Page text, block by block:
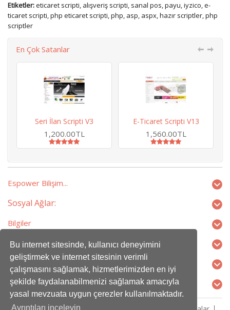
Bu internet sitesinde, kullanıcı deneyimini
geliştirmek ve internet sitesinin verimli
çalışmasını sağlamak, hizmetlerimizden en iyi
şekilde faydalanabilmenizi sağlamak amacıyla
yasal mevzuata uygun çerezler kullanılmaktadır.
Ayrıntıları inceleyin
Etiketler:eticaret scripti, alışveriş scripti, sanal pos,payu,iyzico,e-
ticaret scripti,php eticaret scripti,php, asp, aspx,hazır scriptler,php
scriptler
En Çok Satanlar
Seri İlan Scripti V3
1,200.00TL
E-Ticaret Scripti V13
1,560.00TL
Espower Bilişim...
Sosyal Ağlar:
Bilgiler
Ekstralar
Profilim
İletişim